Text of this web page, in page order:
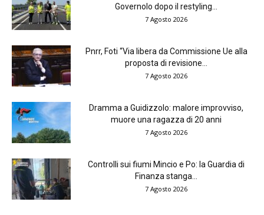
Governolo dopo il restyling...
7 Agosto 2026
Pnrr, Foti “Via libera da Commissione Ue alla
proposta di revisione...
7 Agosto 2026
Dramma a Guidizzolo: malore improvviso,
muore una ragazza di 20 anni
7 Agosto 2026
Controlli sui fiumi Mincio e Po: la Guardia di
Finanza stanga...
7 Agosto 2026